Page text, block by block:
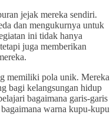
jejak mereka sendiri.
dan mengukurnya untuk
ini tidak hanya
juga memberikan
memiliki pola unik. Mereka
bagi kelangsungan hidup
bagaimana garis-garis
warna kupu-kupu